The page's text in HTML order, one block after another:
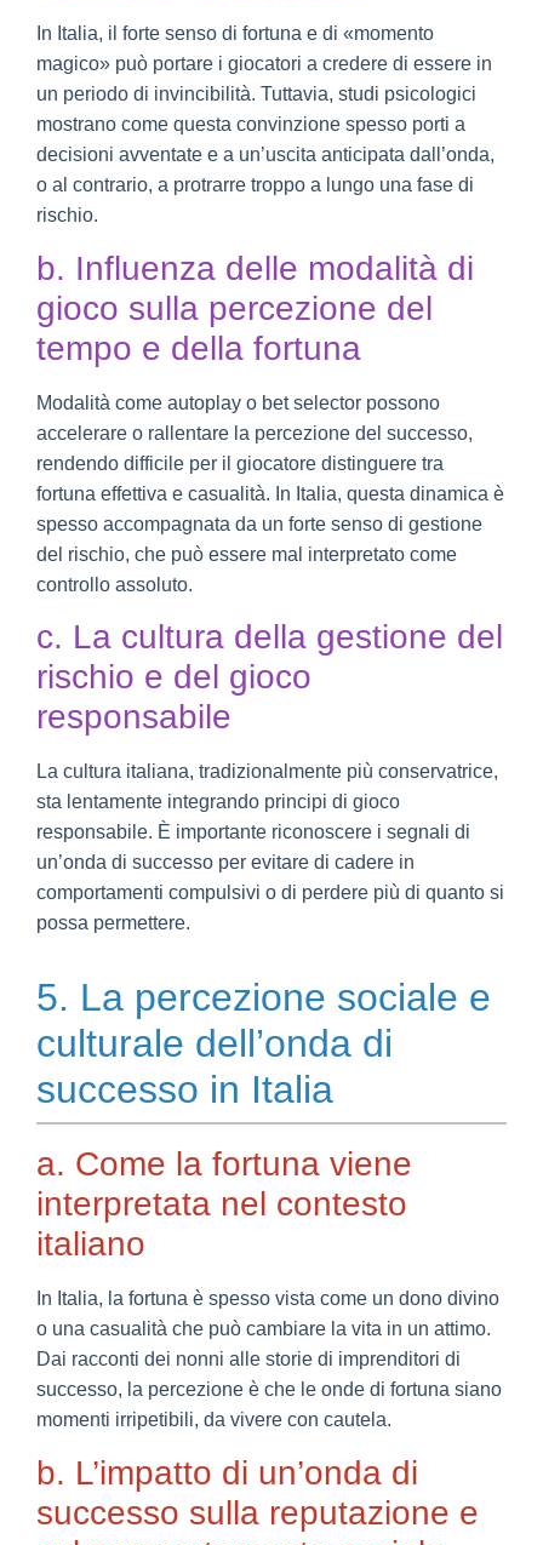
In Italia, il forte senso di fortuna e di «momento
magico» può portare i giocatori a credere di essere in
un periodo di invincibilità. Tuttavia, studi psicologici
mostrano come questa convinzione spesso porti a
decisioni avventate e a un’uscita anticipata dall’onda,
o al contrario, a protrarre troppo a lungo una fase di
rischio.
b. Influenza delle modalità di
gioco sulla percezione del
tempo e della fortuna
Modalità come autoplay o bet selector possono
accelerare o rallentare la percezione del successo,
rendendo difficile per il giocatore distinguere tra
fortuna effettiva e casualità. In Italia, questa dinamica è
spesso accompagnata da un forte senso di gestione
del rischio, che può essere mal interpretato come
controllo assoluto.
c. La cultura della gestione del
rischio e del gioco
responsabile
La cultura italiana, tradizionalmente più conservatrice,
sta lentamente integrando principi di gioco
responsabile. È importante riconoscere i segnali di
un’onda di successo per evitare di cadere in
comportamenti compulsivi o di perdere più di quanto si
possa permettere.
5. La percezione sociale e
culturale dell’onda di
successo in Italia
a. Come la fortuna viene
interpretata nel contesto
italiano
In Italia, la fortuna è spesso vista come un dono divino
o una casualità che può cambiare la vita in un attimo.
Dai racconti dei nonni alle storie di imprenditori di
successo, la percezione è che le onde di fortuna siano
momenti irripetibili, da vivere con cautela.
b. L’impatto di un’onda di
successo sulla reputazione e